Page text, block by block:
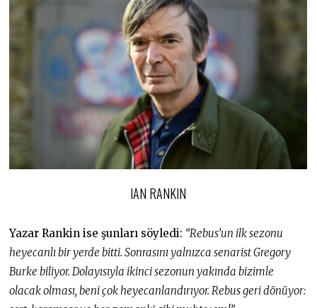
IAN RANKIN
Yazar Rankin ise şunları söyledi: “Rebus’un ilk sezonu
heyecanlı bir yerde bitti. Sonrasını yalnızca senarist Gregory
Burke biliyor. Dolayısıyla ikinci sezonun yakında bizimle
olacak olması, beni çok heyecanlandırıyor. Rebus geri dönüyor: